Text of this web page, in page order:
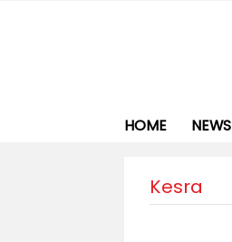
HOME NEWS
Kesra